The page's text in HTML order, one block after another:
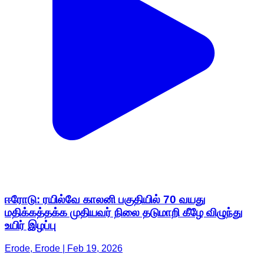
ஈரோடு: ரயில்வே காலனி பகுதியில் 70 வயது
மதிக்கத்தக்க முதியவர் நிலை தடுமாறி கீழே விழுந்து
உயிர் இழப்பு
Erode, Erode | Feb 19, 2026